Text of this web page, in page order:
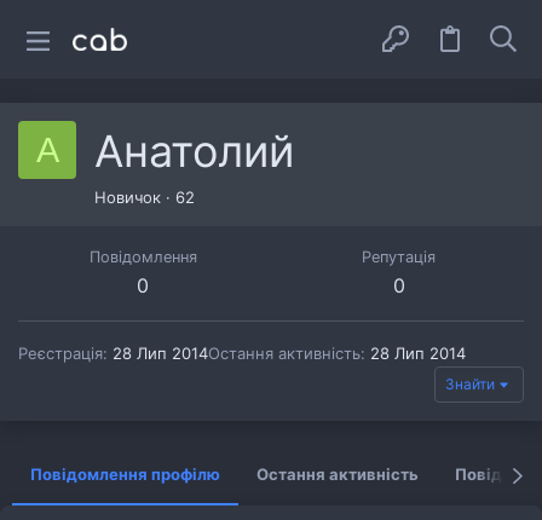
А Анатолий
Новичок · 62
Повідомлення
0
Репутація
0
Реєстрація 28 Лип 2014Остання активність 28 Лип 2014
Знайти
Повідомлення профілю Остання активність